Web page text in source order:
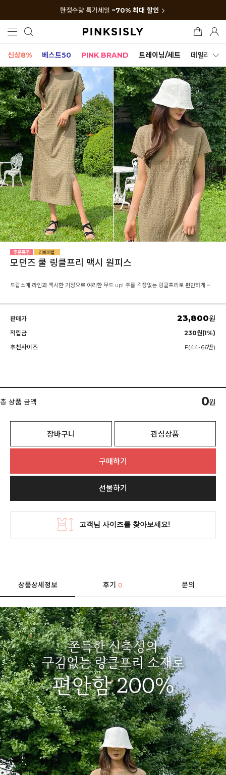
한정수량 특가세일 ~70% 최대 할인
신상8% 베스트50 PINK BRAND 트레이닝/세트 데일리세트
모던즈 쿨 링클프리 맥시 원피스
드랍소매 라인과 맥시한 기장으로 여리한 무드 up! 주름 걱정없는 링클프리로 편안하게 ~
판매가 23,800원
적립금
230원(1%)
추천사이즈
F(44-66반)
총 상품 금액 0원
장바구니 관심상품
구매하기
선물하기
상품상세정보 후기0 문의